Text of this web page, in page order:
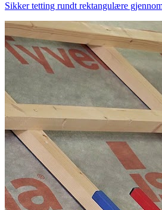
Sikker tetting rundt rektangulære